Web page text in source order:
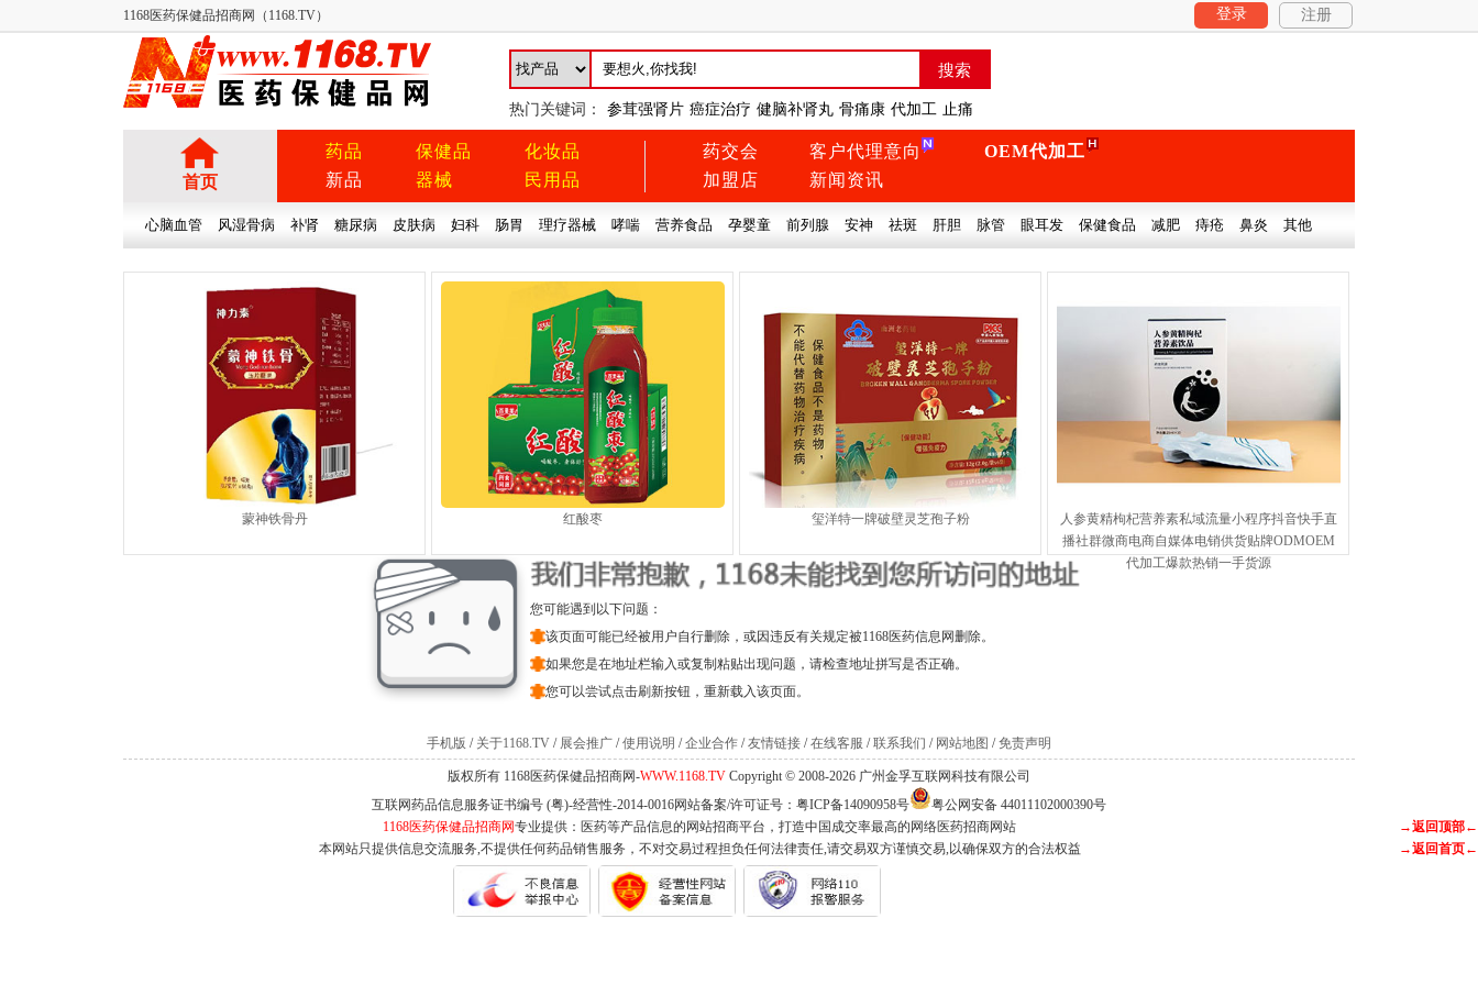
1168医药保健品招商网（1168.TV） 登录 注册
热门关键词： 参茸强肾片 癌症治疗 健脑补肾丸 骨痛康 代加工 止痛
首页
药品
新品
保健品
器械
化妆品
民用品
药交会
加盟店
客户代理意向
新闻资讯
OEM代加工
心脑血管 风湿骨病 补肾 糖尿病 皮肤病 妇科 肠胃 理疗器械 哮喘 营养食品 孕婴童 前列腺 安神 祛斑 肝胆 脉管 眼耳发 保健食品 减肥 痔疮 鼻炎 其他
蒙神铁骨丹 红酸枣 玺洋特一牌破壁灵芝孢子粉
人参黄精枸杞营养素私域流量小程序抖音快手直
播社群微商电商自媒体电销供货贴牌ODMOEM
代加工爆款热销一手货源
您可能遇到以下问题：
该页面可能已经被用户自行删除，或因违反有关规定被1168医药信息网删除。
如果您是在地址栏输入或复制粘贴出现问题，请检查地址拼写是否正确。
您可以尝试点击刷新按钮，重新载入该页面。
手机版 / 关于1168.TV / 展会推广 /使用说明 /企业合作 /友情链接 /在线客服 /联系我们 / 网站地图 /免责声明
版权所有 1168医药保健品招商网-WWW.1168.TV Copyright © 2008-2026 广州金孚互联网科技有限公司
互联网药品信息服务证书编号 (粤)-经营性-2014-0016网站备案/许可证号： 粤ICP备14090958号
粤公网安备 44011102000390号
1168医药保健品招商网专业提供：医药等产品信息的网站招商平台，打造中国成交率最高的网络医药招商网站
→返回顶部←
本网站只提供信息交流服务,不提供任何药品销售服务，不对交易过程担负任何法律责任,请交易双方谨慎交易,以确保双方的合法权益
→返回首页←